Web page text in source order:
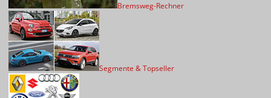
Bremsweg-Rechner
Segmente & Topseller